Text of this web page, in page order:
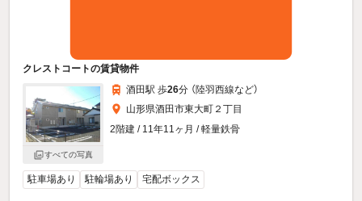
クレストコートの賃貸物件
すべての写真
酒田駅 歩26分 （陸羽西線など）
山形県酒田市東大町２丁目
2階建 / 11年11ヶ月 / 軽量鉄骨
駐車場あり 駐輪場あり 宅配ボックス